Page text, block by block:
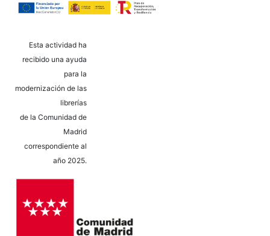
Esta actividad ha
recibido una ayuda
para la
modernización de las
librerías
de la Comunidad de
Madrid
correspondiente al
año 2025.